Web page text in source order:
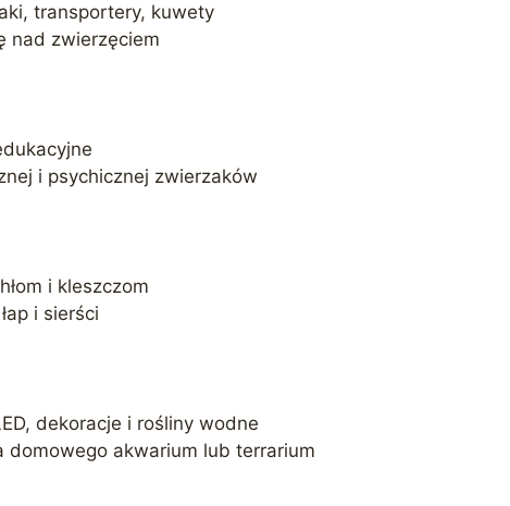
transportery, kuwety
nad zwierzęciem
i psychicznej zwierzaków
i kleszczom
i sierści
dekoracje i rośliny wodne
akwarium lub terrarium